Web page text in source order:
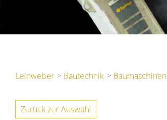
Leinweber Bautechnik Baumaschinen
Zurück zur Auswahl